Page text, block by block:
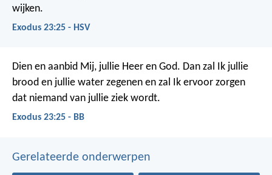
wijken.
Exodus 23:25 - HSV
Dien en aanbid Mij, jullie Heer en God. Dan zal Ik jullie
brood en jullie water zegenen en zal Ik ervoor zorgen
dat niemand van jullie ziek wordt.
Exodus 23:25 - BB
Gerelateerde onderwerpen